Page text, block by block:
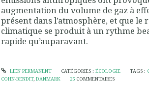
augmentation du volume de gaz à
présent dans l’atmosphère, et que le
climatique se produit à un rythme
rapide qu’auparavant.
LIEN PERMANENT CATÉGORIES : ÉCOLOGIE TAGS :
COHN-BENDIT, DANMARK 25 COMMENTAIRES